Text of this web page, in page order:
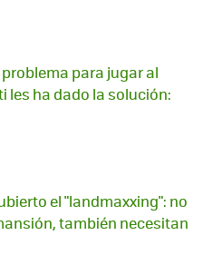
para jugar al
les ha dado la solución:
el "landmaxxing": no
también necesitan